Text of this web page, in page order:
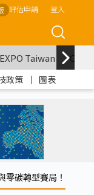
評估申請 登入
Taiwan
政策 ｜ 圖表
零碳轉型賽局！